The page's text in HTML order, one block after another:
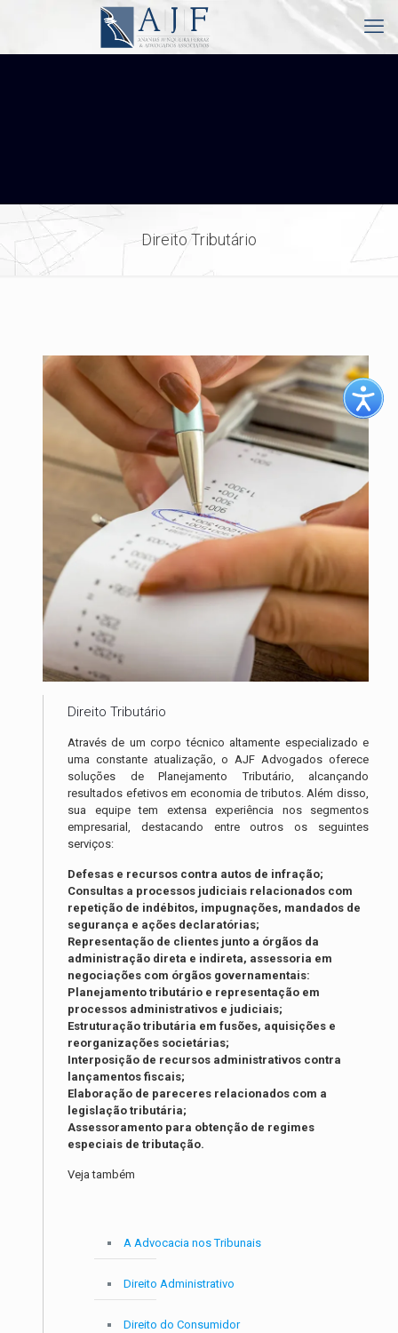
Direito Tributário
Direito Tributário
Através de um corpo técnico altamente especializado e
uma constante atualização, o AJF Advogados oferece
soluções de Planejamento Tributário, alcançando
resultados efetivos em economia de tributos. Além disso,
sua equipe tem extensa experiência nos segmentos
empresarial, destacando entre outros os seguintes
serviços:
Defesas e recursos contra autos de infração;
Consultas a processos judiciais relacionados com
repetição de indébitos, impugnações, mandados de
segurança e ações declaratórias;
Representação de clientes junto a órgãos da
administração direta e indireta, assessoria em
negociações com órgãos governamentais:
Planejamento tributário e representação em
processos administrativos e judiciais;
Estruturação tributária em fusões, aquisições e
reorganizações societárias;
Interposição de recursos administrativos contra
lançamentos fiscais;
Elaboração de pareceres relacionados com a
legislação tributária;
Assessoramento para obtenção de regimes
especiais de tributação.
Veja também
A Advocacia nos Tribunais
Direito Administrativo
Direito do Consumidor